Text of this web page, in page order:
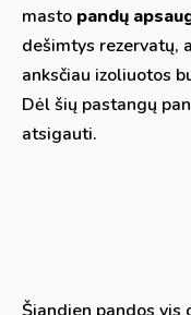
masto pandų
dešimtys rezervatų,
anksčiau izoliuotos
Dėl šių pastangų
atsigauti.